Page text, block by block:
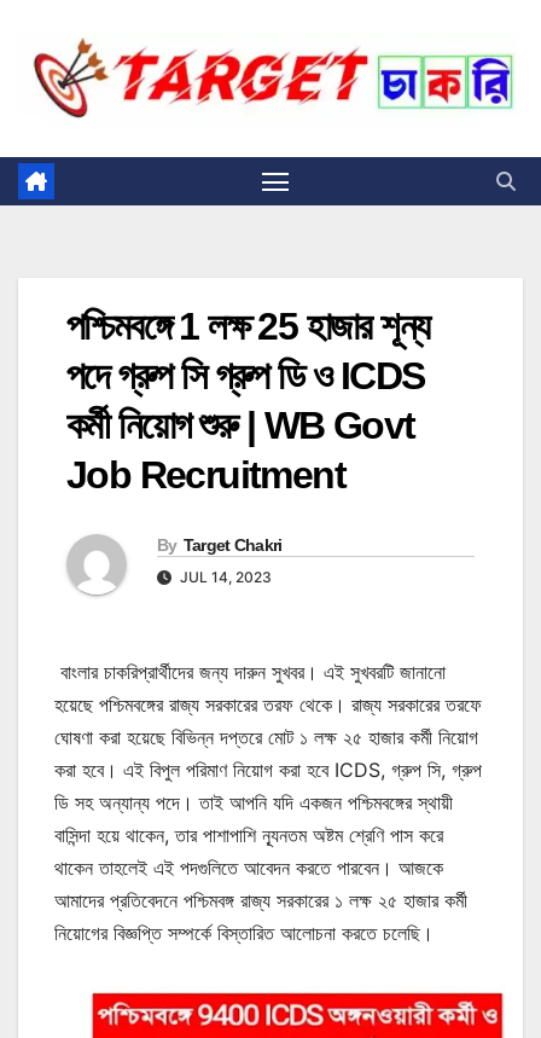
content
পশ্চিমবঙ্গে 1 লক্ষ 25 হাজার শূন্য
পদে গ্রুপ সি গ্রুপ ডি ও ICDS
কর্মী নিয়োগ শুরু | WB Govt
Job Recruitment
By Target Chakri
JUL 14, 2023
বাংলার চাকরিপ্রার্থীদের জন্য দারুন সুখবর। এই সুখবরটি জানানো
হয়েছে পশ্চিমবঙ্গের রাজ্য সরকারের তরফ থেকে। রাজ্য সরকারের তরফে
ঘোষণা করা হয়েছে বিভিন্ন দপ্তরে মোট ১ লক্ষ ২৫ হাজার কর্মী নিয়োগ
করা হবে। এই বিপুল পরিমাণ নিয়োগ করা হবে ICDS, গ্রুপ সি, গ্রুপ
ডি সহ অন্যান্য পদে। তাই আপনি যদি একজন পশ্চিমবঙ্গের স্থায়ী
বাসিন্দা হয়ে থাকেন, তার পাশাপাশি ন্যূনতম অষ্টম শ্রেণি পাস করে
থাকেন তাহলেই এই পদগুলিতে আবেদন করতে পারবেন। আজকে
আমাদের প্রতিবেদনে পশ্চিমবঙ্গ রাজ্য সরকারের ১ লক্ষ ২৫ হাজার কর্মী
নিয়োগের বিজ্ঞপ্তি সম্পর্কে বিস্তারিত আলোচনা করতে চলেছি।